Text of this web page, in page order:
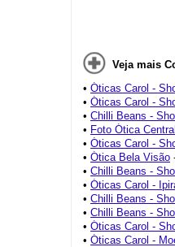
Veja mais
• Óticas Carol -
• Óticas Carol -
• Chilli Beans -
• Foto Ótica
• Óticas Carol -
• Ótica Bela Visão
• Chilli Beans -
• Óticas Carol -
• Chilli Beans -
• Chilli Beans -
• Óticas Carol -
• Óticas Carol -